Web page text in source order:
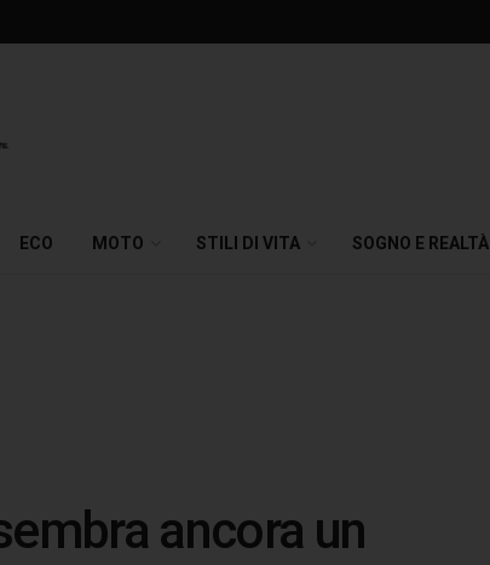
ECO MOTO STILI DI VITA SOGNO E REALTÀ
ancora un